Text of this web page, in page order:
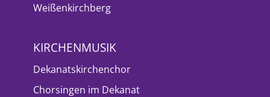
Weißenkirchberg
KIRCHENMUSIK
Dekanatskirchenchor
Chorsingen im Dekanat